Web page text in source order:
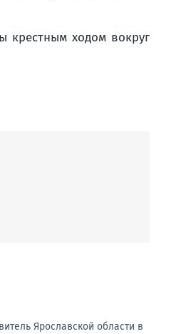
крестным ходом вокруг
Ярославской области в